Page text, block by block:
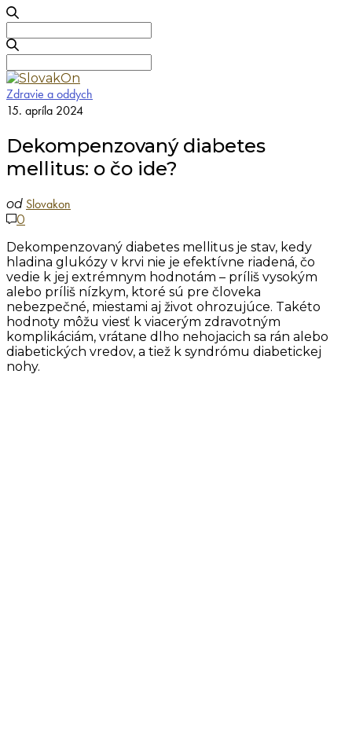
for:
for:
Zdravie a oddych
15. apríla 2024
Dekompenzovaný diabetes
mellitus: o čo ide?
od Slovakon
0
Dekompenzovaný diabetes mellitus je stav, kedy
hladina glukózy v krvi nie je efektívne riadená, čo
vedie k jej extrémnym hodnotám – príliš vysokým
alebo príliš nízkym, ktoré sú pre človeka
nebezpečné, miestami aj život ohrozujúce. Takéto
hodnoty môžu viesť k viacerým zdravotným
komplikáciám, vrátane dlho nehojacich sa rán alebo
diabetických vredov, a tiež k syndrómu diabetickej
nohy.